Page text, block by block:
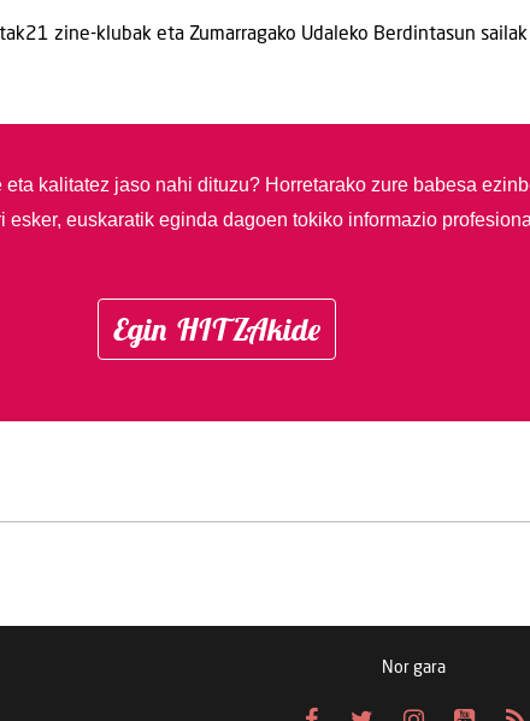
zine-klubak eta Zumarragako Udaleko Berdintasun
kalitatez jaso nahi dituzu? Horretarako zure babesa
esker, euskaratik eginda dagoen tokiko informazio
Egin HITZAkide
Nor gara